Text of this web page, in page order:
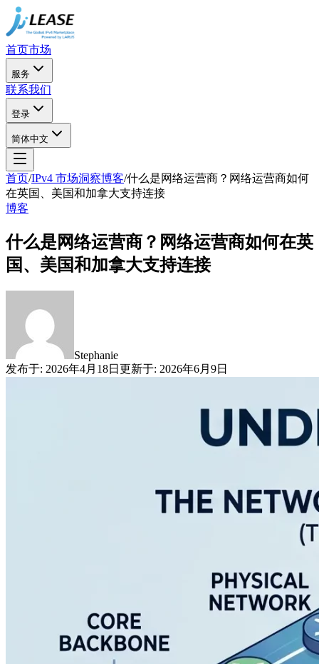
首页市场
服务
联系我们
登录
简体中文
首页/IPv4 市场洞察博客/什么是网络运营商？网络运营商如何
在英国、美国和加拿大支持连接
博客
什么是网络运营商？网络运营商如何在英
国、美国和加拿大支持连接
Stephanie
发布于: 2026年4月18日 更新于: 2026年6月9日